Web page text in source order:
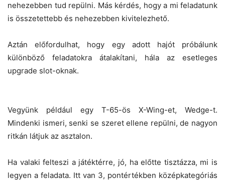
nehezebben tud repülni. Más kérdés, hogy a mi feladatunk
is összetettebb és nehezebben kivitelezhető.
Aztán előfordulhat, hogy egy adott hajót próbálunk
különböző feladatokra átalakítani, hála az esetleges
upgrade slot-oknak.
Vegyünk például egy T-65-ös X-Wing-et, Wedge-t.
Mindenki ismeri, senki se szeret ellene repülni, de nagyon
ritkán látjuk az asztalon.
Ha valaki felteszi a játéktérre, jó, ha előtte tisztázza, mi is
legyen a feladata. Itt van 3, pontértékben középkategóriás